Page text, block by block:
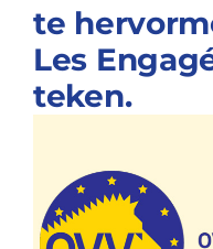
te
Les
teken.